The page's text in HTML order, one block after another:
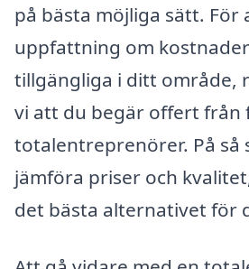
på bästa möjliga sätt. För
uppfattning om
tillgängliga i ditt område,
vi att du begär offert från
totalentreprenörer. På så
jämföra priser och
det bästa alternativet för